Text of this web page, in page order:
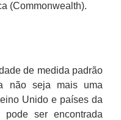
(Commonwealth).
de medida padrão
não seja mais uma
Unido e países da
pode ser encontrada